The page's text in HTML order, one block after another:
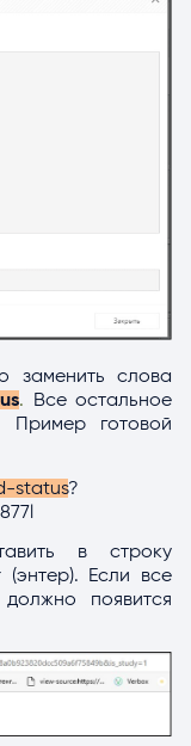
заменить слова
. Все остальное
Пример готовой
status?
в строку
Если все
появится